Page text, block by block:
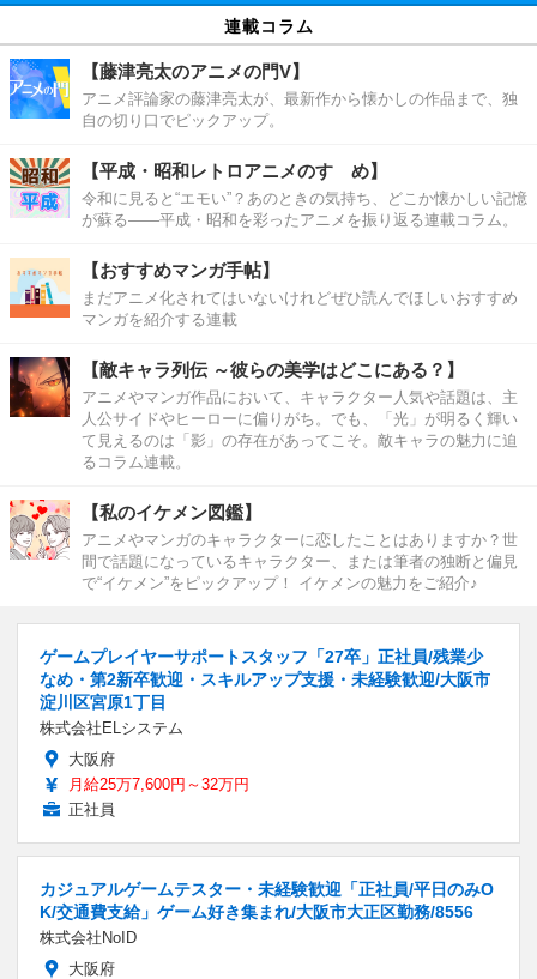
連載コラム
【藤津亮太のアニメの門V】
アニメ評論家の藤津亮太が、最新作から懐かしの作品まで、独
自の切り口でピックアップ。
【平成・昭和レトロアニメのすゝめ】
令和に見ると“エモい”？あのときの気持ち、どこか懐かしい記憶
が蘇る――平成・昭和を彩ったアニメを振り返る連載コラム。
【おすすめマンガ手帖】
まだアニメ化されてはいないけれどぜひ読んでほしいおすすめ
マンガを紹介する連載
【敵キャラ列伝 ～彼らの美学はどこにある？】
アニメやマンガ作品において、キャラクター人気や話題は、主
人公サイドやヒーローに偏りがち。でも、「光」が明るく輝い
て見えるのは「影」の存在があってこそ。敵キャラの魅力に迫
るコラム連載。
【私のイケメン図鑑】
アニメやマンガのキャラクターに恋したことはありますか？世
間で話題になっているキャラクター、または筆者の独断と偏見
で“イケメン”をピックアップ！ イケメンの魅力をご紹介♪
ゲームプレイヤーサポートスタッフ「27卒」正社員/残業少
なめ・第2新卒歓迎・スキルアップ支援・未経験歓迎/大阪市
淀川区宮原1丁目
株式会社ELシステム
大阪府
月給25万7,600円～32万円
正社員
カジュアルゲームテスター・未経験歓迎「正社員/平日のみO
K/交通費支給」ゲーム好き集まれ/大阪市大正区勤務/8556
株式会社NoID
大阪府